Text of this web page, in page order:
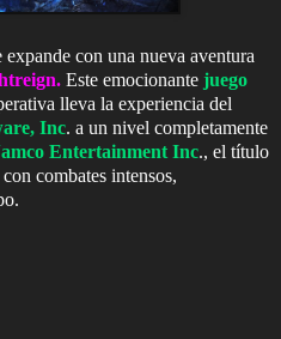
expande con una nueva aventura
Este emocionante juego
lleva la experiencia del
Inc. a un nivel completamente
Entertainment Inc., el título
combates intensos,